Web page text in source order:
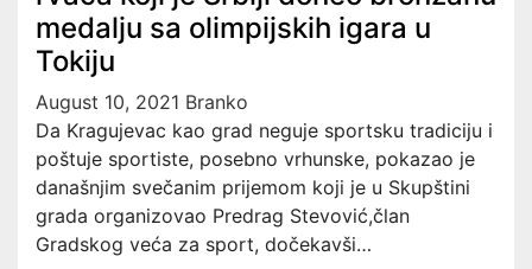
medalju sa olimpijskih igara u
Tokiju
August 10, 2021 Branko
Da Kragujevac kao grad neguje sportsku tradiciju i
poštuje sportiste, posebno vrhunske, pokazao je
današnjim svečanim prijemom koji je u Skupštini
grada organizovao Predrag Stevović,član
Gradskog veća za sport, dočekavši…